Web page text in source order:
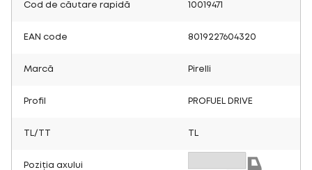
Cod de căutare rapidă 10019471
EAN code 8019227604320
Marcă Pirelli
Profil PROFUEL DRIVE
TL/TT
Poziția axului